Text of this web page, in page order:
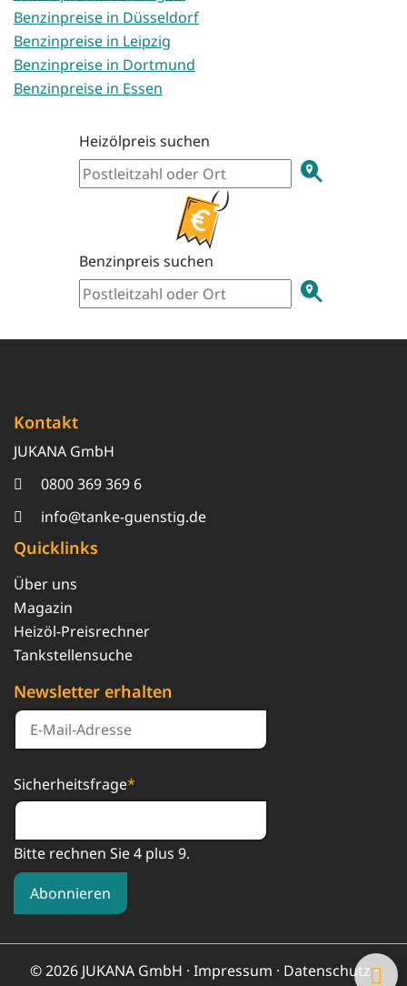
Benzinpreise in Düsseldorf
Benzinpreise in Leipzig
Benzinpreise in Dortmund
Benzinpreise in Essen
Heizölpreis suchen
Benzinpreis suchen
Kontakt
JUKANA GmbH
0800 369 369 6
info@tanke-guenstig.de
Quicklinks
Über uns
Magazin
Heizöl-Preisrechner
Tankstellensuche
Newsletter erhalten
Sicherheitsfrage*
Bitte rechnen Sie 4 plus 9.
Abonnieren
© 2026 JUKANA GmbH · Impressum · Datenschutz·